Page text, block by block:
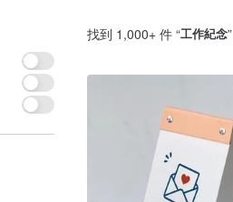
找到 1,000+ 件 “工作紀念